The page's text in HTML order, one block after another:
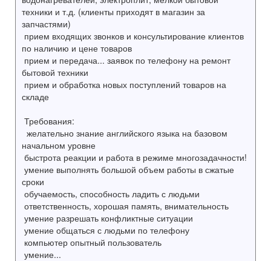
техники и т.д. (клиенты приходят в магазин за
запчастями)
прием входящих звонков и консультирование клиентов
по наличию и цене товаров
прием и передача... заявок по телефону на ремонт
бытовой техники
прием и обработка новых поступлений товаров на
складе
Требования:
желательно знание английского языка на базовом
начальном уровне
быстрота реакции и работа в режиме многозадачности!
умение выполнять большой объем работы в сжатые
сроки
обучаемость, способность ладить с людьми
ответственность, хорошая память, внимательность
умение разрешать конфликтные ситуации
умение общаться с людьми по телефону
компьютер опытный пользователь
умение...